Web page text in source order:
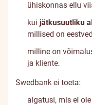
ühiskonnas ellu
kui jätkusuutliku
millised on
milline on
ja kliente.
Swedbank ei toeta:
algatusi, mis ei